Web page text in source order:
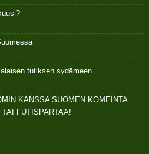
futiksen sydämeen
KANSSA SUOMEN KOMEINTA
FUTISPARTAA!